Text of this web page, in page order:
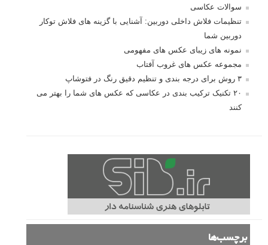
سوالات عکاسی
تنظیمات فلاش داخلی دوربین: آشنایی با گزینه های فلاش توکار
دوربین شما
نمونه های زیبای عکس های مفهومی
مجموعه عکس های غروب آفتاب
۳ روش برای درجه بندی و تنظیم دقیق رنگ در فتوشاپ
۲۰ تکنیک ترکیب بندی در عکاسی که عکس های شما را بهتر می
کنند
برچسب‌ها